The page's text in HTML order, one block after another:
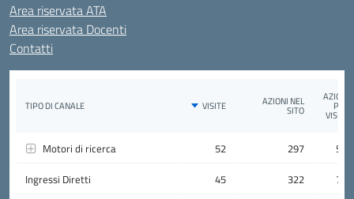
Area riservata ATA
Area riservata Docenti
Contatti